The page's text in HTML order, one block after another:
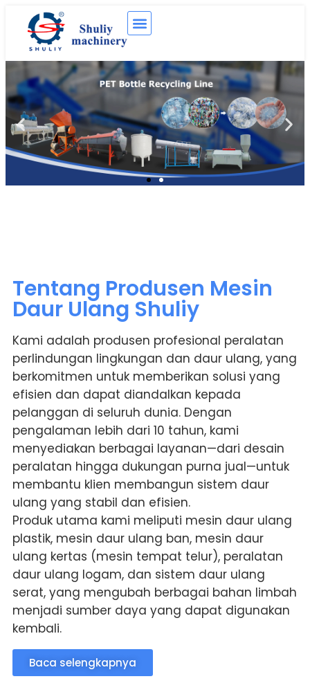
Tentang Produsen Mesin
Daur Ulang Shuliy
Kami adalah produsen profesional peralatan
perlindungan lingkungan dan daur ulang, yang
berkomitmen untuk memberikan solusi yang
efisien dan dapat diandalkan kepada
pelanggan di seluruh dunia. Dengan
pengalaman lebih dari 10 tahun, kami
menyediakan berbagai layanan—dari desain
peralatan hingga dukungan purna jual—untuk
membantu klien membangun sistem daur
ulang yang stabil dan efisien.
Produk utama kami meliputi mesin daur ulang
plastik, mesin daur ulang ban, mesin daur
ulang kertas (mesin tempat telur), peralatan
daur ulang logam, dan sistem daur ulang
serat, yang mengubah berbagai bahan limbah
menjadi sumber daya yang dapat digunakan
kembali.
Baca selengkapnya